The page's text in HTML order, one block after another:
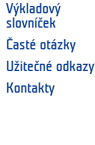
Výkladový
slovníček
Časté otázky
Užitečné odkazy
Kontakty